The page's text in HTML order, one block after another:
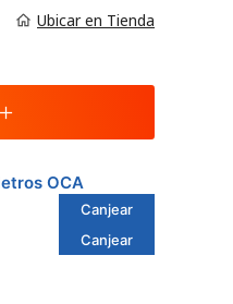
Ubicar en Tienda
OCA
Canjear
Canjear